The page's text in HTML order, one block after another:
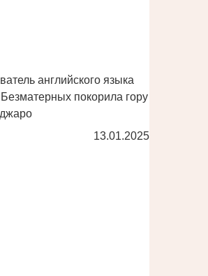
английского языка
покорила гору
13.01.2025